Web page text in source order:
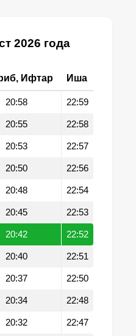
2026 года
Ифтар Иша
20:58 22:59
20:55 22:58
20:53 22:57
20:50 22:56
20:48 22:54
20:45 22:53
20:42 22:52
20:40 22:51
20:37 22:50
20:34 22:48
20:32 22:47